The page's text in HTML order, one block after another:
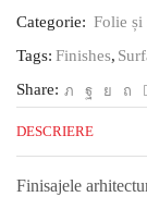
25
m
Categorie: Folie și
Tags: Finishes,
Share:
DESCRIERE
Finisajele